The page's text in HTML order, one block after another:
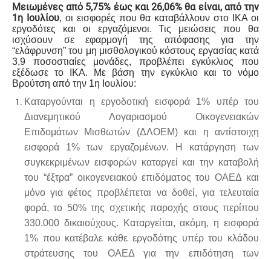
Μειωμένες από 5,75% έως και 26,06% θα είναι, από την
1η Ιουλίου, οι εισφορές που θα καταβάλλουν στο ΙΚΑ οι
εργοδότες και οι εργαζόμενοι. Τις μειώσεις που θα
ισχύσουν σε εφαρμογή της απόφασης για την
“ελάφρυνση” του μη μισθολογικού κόστους εργασίας κατά
3,9 ποσοστιαίες μονάδες, προβλέπει εγκύκλιος που
εξέδωσε το ΙΚΑ. Με βάση την εγκύκλιο και το νόμο
Βρούτση από την 1η Ιουλίου:
Καταργούνται η εργοδοτική εισφορά 1% υπέρ του
Διανεμητικού Λογαριασμού Οικογενειακών
Επιδομάτων Μισθωτών (ΔΛΟΕΜ) και η αντίστοιχη
εισφορά 1% των εργαζομένων. Η κατάργηση των
συγκεκριμένων εισφορών καταργεί και την καταβολή
του “έξτρα” οικογενειακού επιδόματος του ΟΑΕΔ και
μόνο για φέτος προβλέπεται να δοθεί, για τελευταία
φορά, το 50% της σχετικής παροχής στους περίπου
330.000 δικαιούχους. Καταργείται, ακόμη, η εισφορά
1% που κατέβαλε κάθε εργοδότης υπέρ του κλάδου
στράτευσης του ΟΑΕΔ για την επιδότηση των